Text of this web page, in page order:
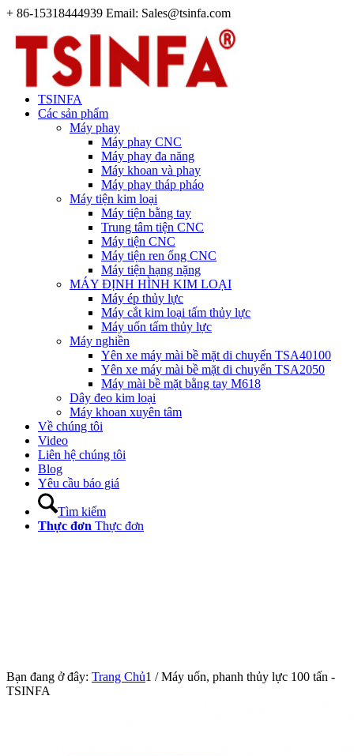
+ 86-15318444939 Email: Sales@tsinfa.com
TSINFA
Các sản phẩm
Máy phay
Máy phay CNC
Máy phay đa năng
Máy khoan và phay
Máy phay tháp pháo
Máy tiện kim loại
Máy tiện bằng tay
Trung tâm tiện CNC
Máy tiện CNC
Máy tiện ren ống CNC
Máy tiện hạng nặng
MÁY ĐỊNH HÌNH KIM LOẠI
Máy ép thủy lực
Máy cắt kim loại tấm thủy lực
Máy uốn tấm thủy lực
Máy nghiền
Yên xe máy mài bề mặt di chuyển TSA40100
Yên xe máy mài bề mặt di chuyển TSA2050
Máy mài bề mặt bằng tay M618
Dây đeo kim loại
Máy khoan xuyên tâm
Về chúng tôi
Video
Liên hệ chúng tôi
Blog
Yêu cầu báo giá
Tìm kiếm
Thực đơn Thực đơn
Bạn đang ở đây: Trang Chủ1 / Máy uốn, phanh thủy lực 100 tấn -
TSINFA